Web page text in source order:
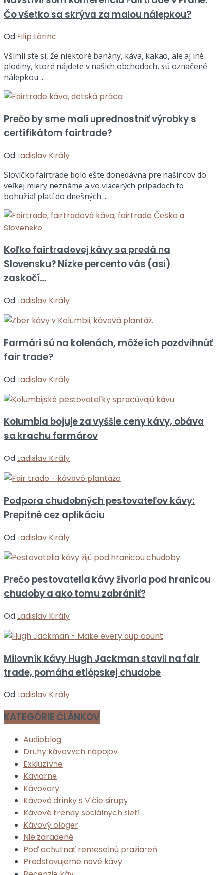
Čo všetko sa skrýva za malou nálepkou?
Od Filip Lörinc
Všimli ste si, že niektoré banány, káva, kakao, ale aj iné
plodiny, ktoré nájdete v našich obchodoch, sú označené
nálepkou ...
Prečo by sme mali uprednostniť výrobky s
certifikátom fairtrade?
Od Ladislav Király
Slovíčko fairtrade bolo ešte donedávna pre našincov do
veľkej miery neznáme a vo viacerých prípadoch to
bohužiaľ platí do dnešných ...
Koľko fairtradovej kávy sa predá na
Slovensku? Nízke percento vás (asi)
zaskočí…
Od Ladislav Király
Farmári sú na kolenách, môže ich pozdvihnúť
fair trade?
Od Ladislav Király
Kolumbia bojuje za vyššie ceny kávy, obáva
sa krachu farmárov
Od Ladislav Király
Podpora chudobných pestovateľov kávy:
Prepitné cez aplikáciu
Od Ladislav Király
Prečo pestovatelia kávy živoria pod hranicou
chudoby a ako tomu zabrániť?
Od Ladislav Király
Milovník kávy Hugh Jackman stavil na fair
trade, pomáha etiópskej chudobe
Od Ladislav Király
KATEGÓRIE ČLÁNKOV
Audioblog
Druhy kávových nápojov
Exkluzívne
Kaviarne
Kávovary
Kávové drinky s Vlčie sirupy
Kávové trendy sociálnych sietí
Kávový bloger
Nie zaradené
Poď ochutnať remeselnú pražiareň
Predstavujeme nové kávy